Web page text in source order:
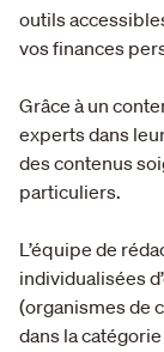
outils
vos finances
Grâce à un
experts dans
des contenus
particuliers.
L’équipe de
individualisées
(organismes de
dans la catégorie